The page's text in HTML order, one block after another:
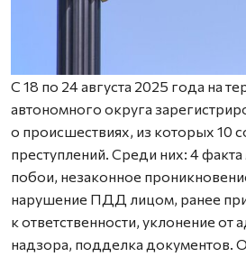
С 18 по 24 августа 2025 года на
автономного округа
о происшествиях, из которых 10
преступлений. Среди них: 4
побои, незаконное
нарушение ПДД лицом, ранее
к ответственности, уклонение от
надзора, подделка документов.